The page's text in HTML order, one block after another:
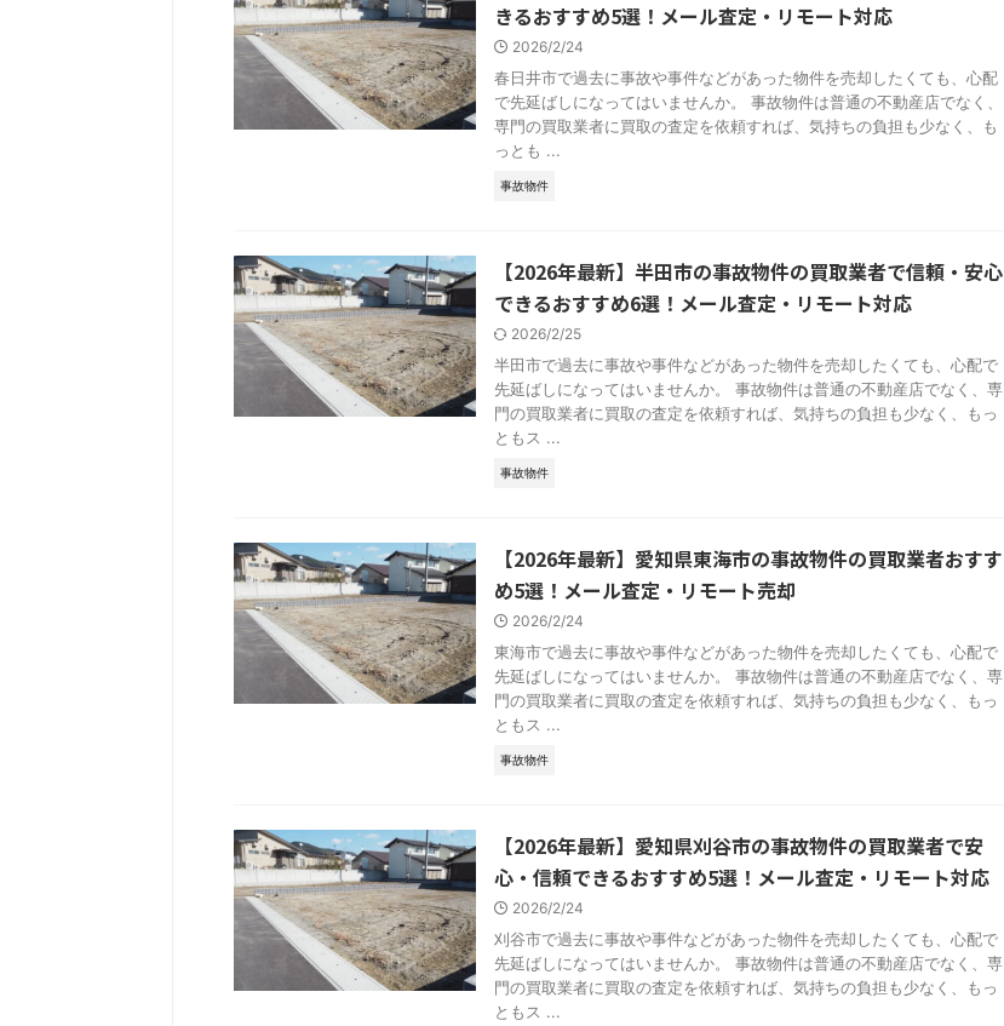
きるおすすめ5選！メール査定・リモート対応
2026/2/24
春日井市で過去に事故や事件などがあった物件を売却したくても、心配
で先延ばしになってはいませんか。 事故物件は普通の不動産店でなく、
専門の買取業者に買取の査定を依頼すれば、気持ちの負担も少なく、も
っとも ...
事故物件
【2026年最新】半田市の事故物件の買取業者で信頼・安心
できるおすすめ6選！メール査定・リモート対応
2026/2/25
半田市で過去に事故や事件などがあった物件を売却したくても、心配で
先延ばしになってはいませんか。 事故物件は普通の不動産店でなく、専
門の買取業者に買取の査定を依頼すれば、気持ちの負担も少なく、もっ
ともス ...
事故物件
【2026年最新】愛知県東海市の事故物件の買取業者おすす
め5選！メール査定・リモート売却
2026/2/24
東海市で過去に事故や事件などがあった物件を売却したくても、心配で
先延ばしになってはいませんか。 事故物件は普通の不動産店でなく、専
門の買取業者に買取の査定を依頼すれば、気持ちの負担も少なく、もっ
ともス ...
事故物件
【2026年最新】愛知県刈谷市の事故物件の買取業者で安
心・信頼できるおすすめ5選！メール査定・リモート対応
2026/2/24
刈谷市で過去に事故や事件などがあった物件を売却したくても、心配で
先延ばしになってはいませんか。 事故物件は普通の不動産店でなく、専
門の買取業者に買取の査定を依頼すれば、気持ちの負担も少なく、もっ
ともス ...